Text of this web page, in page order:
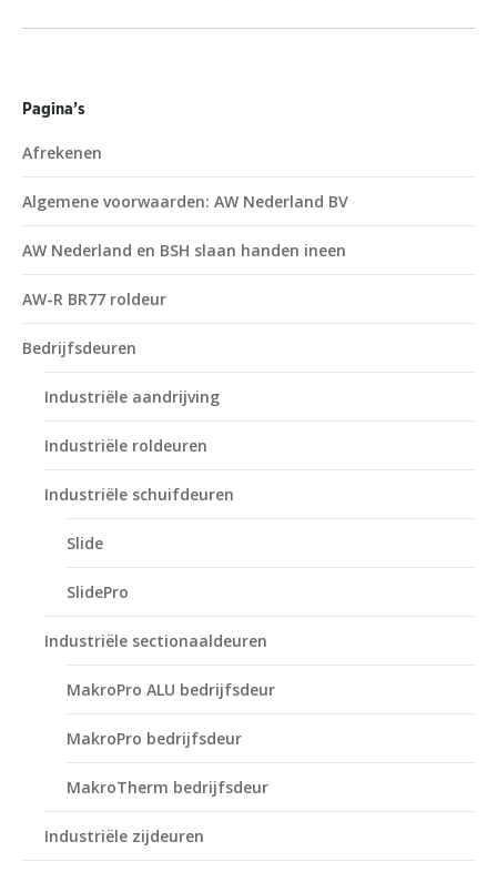
Pagina’s
Afrekenen
Algemene voorwaarden: AW Nederland BV
AW Nederland en BSH slaan handen ineen
AW-R BR77 roldeur
Bedrijfsdeuren
Industriële aandrijving
Industriële roldeuren
Industriële schuifdeuren
Slide
SlidePro
Industriële sectionaaldeuren
MakroPro ALU bedrijfsdeur
MakroPro bedrijfsdeur
MakroTherm bedrijfsdeur
Industriële zijdeuren